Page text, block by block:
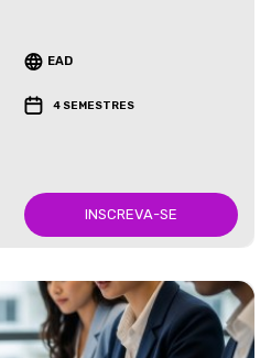
EAD
4 SEMESTRES
INSCREVA-SE